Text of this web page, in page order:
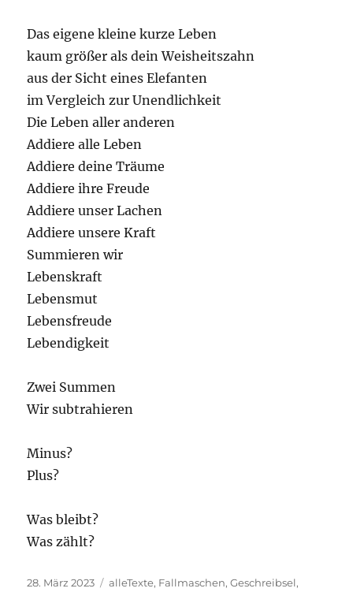
Das eigene kleine kurze Leben
kaum größer als dein Weisheitszahn
aus der Sicht eines Elefanten
im Vergleich zur Unendlichkeit
Die Leben aller anderen
Addiere alle Leben
Addiere deine Träume
Addiere ihre Freude
Addiere unser Lachen
Addiere unsere Kraft
Summieren wir
Lebenskraft
Lebensmut
Lebensfreude
Lebendigkeit
Zwei Summen
Wir subtrahieren
Minus?
Plus?
Was bleibt?
Was zählt?
Veröffentlicht
28. März 2023 Kategorien
alleTexte, Fallmaschen,Geschreibsel,